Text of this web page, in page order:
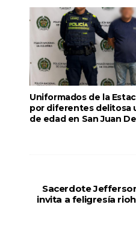
Uniformados de la
por diferentes delitosa
de edad en San Juan
Sacerdote
invita a feligresía